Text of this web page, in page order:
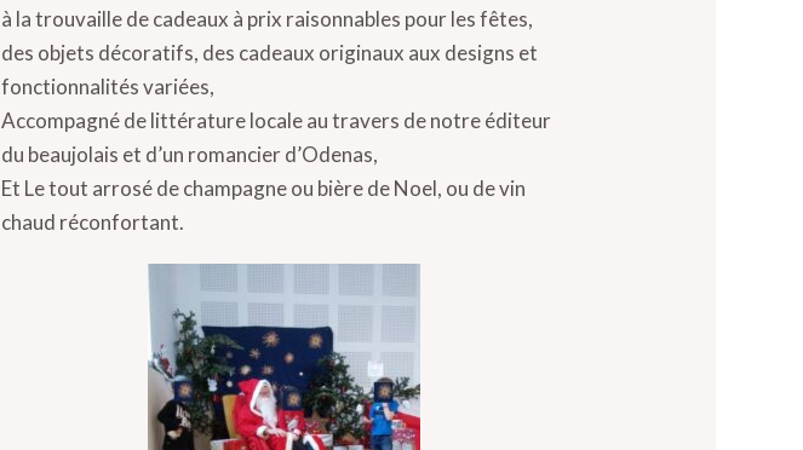
à la trouvaille de cadeaux à prix raisonnables pour les fêtes,
des objets décoratifs, des cadeaux originaux aux designs et
fonctionnalités variées,
Accompagné de littérature locale au travers de notre éditeur
du beaujolais et d’un romancier d’Odenas,
Et Le tout arrosé de champagne ou bière de Noel, ou de vin
chaud réconfortant.